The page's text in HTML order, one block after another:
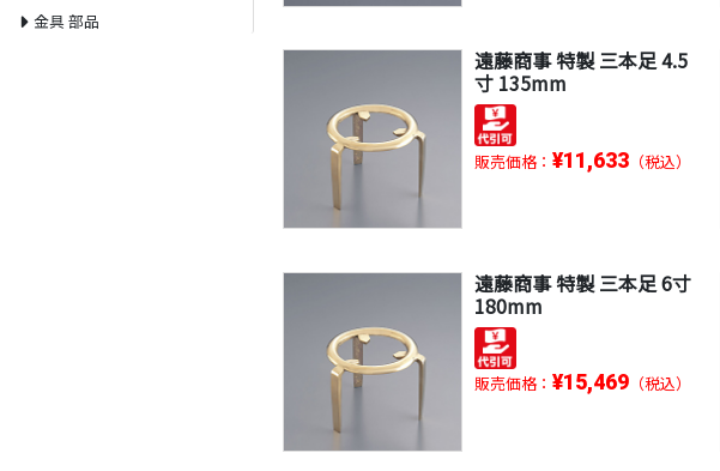
遠藤商事 特製 三本足 4.5
寸 135mm
販売価格： ¥11,633 （税込）
遠藤商事 特製 三本足 6寸
180mm
販売価格： ¥15,469 （税込）
金具 部品